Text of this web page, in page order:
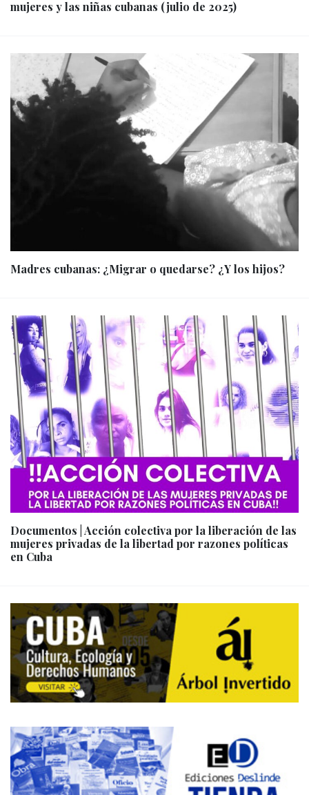
mujeres y las niñas cubanas (julio de 2025)
Madres cubanas: ¿Migrar o quedarse? ¿Y los hijos?
Documentos | Acción colectiva por la liberación de las
mujeres privadas de la libertad por razones políticas
en Cuba